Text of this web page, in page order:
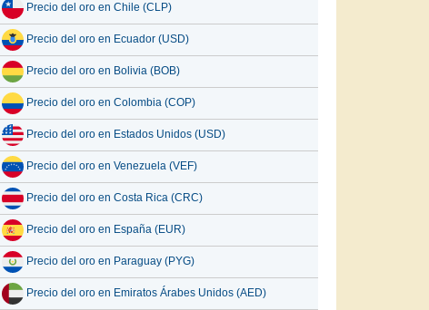
Precio del oro en Chile (CLP)
Precio del oro en Ecuador (USD)
Precio del oro en Bolivia (BOB)
Precio del oro en Colombia (COP)
Precio del oro en Estados Unidos (USD)
Precio del oro en Venezuela (VEF)
Precio del oro en Costa Rica (CRC)
Precio del oro en España (EUR)
Precio del oro en Paraguay (PYG)
Precio del oro en Emiratos Árabes Unidos (AED)